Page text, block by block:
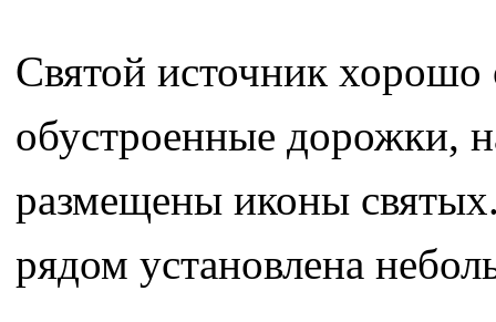
Святой источник
обустроенные дорожки,
размещены иконы
рядом установлена